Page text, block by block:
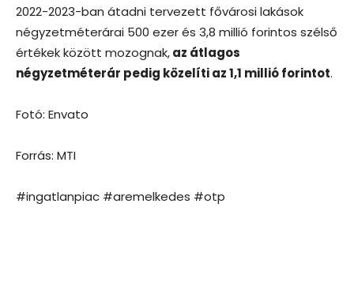
2022-2023-ban átadni tervezett fővárosi lakások
négyzetméterárai 500 ezer és 3,8 millió forintos szélső
értékek között mozognak,az átlagos
négyzetméterár pedig közelíti az 1,1 millió forintot.
Fotó: Envato
Forrás: MTI
#ingatlanpiac #aremelkedes #otp